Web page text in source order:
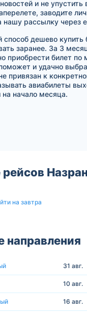
и не
заводите
нашу рассылку через
дешево купить
заранее. За 3
приобрести билет по
и удачно
привязан к
авиабилеты
начало месяца.
рейсов
на завтра
направления
31 авг.
10 авг.
16 авг.